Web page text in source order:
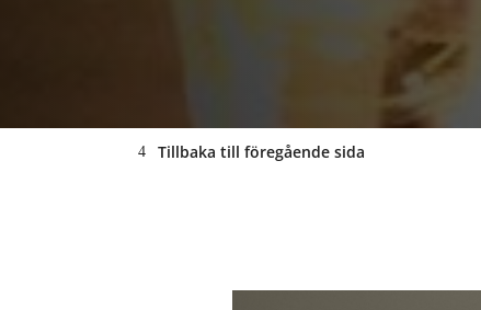
Tillbaka till föregående sida